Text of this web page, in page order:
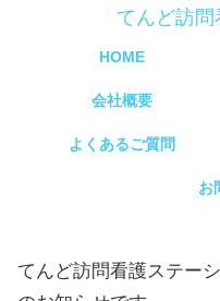
てんど訪
HOME
会社概要
よくあるご質問
お
てんど訪問看護ステー